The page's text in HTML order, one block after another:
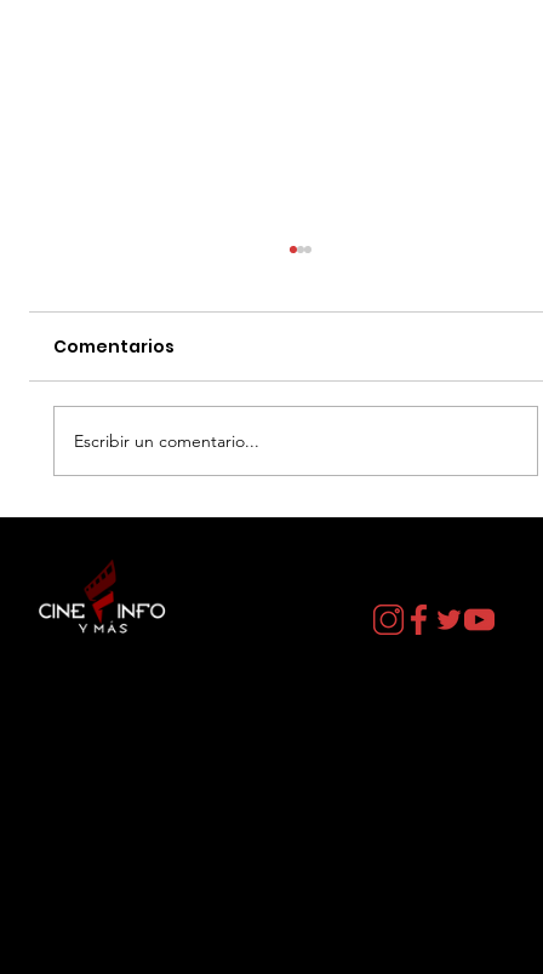
CURIOSOS por LIZ GIL
Comentarios
Escribir un comentario...